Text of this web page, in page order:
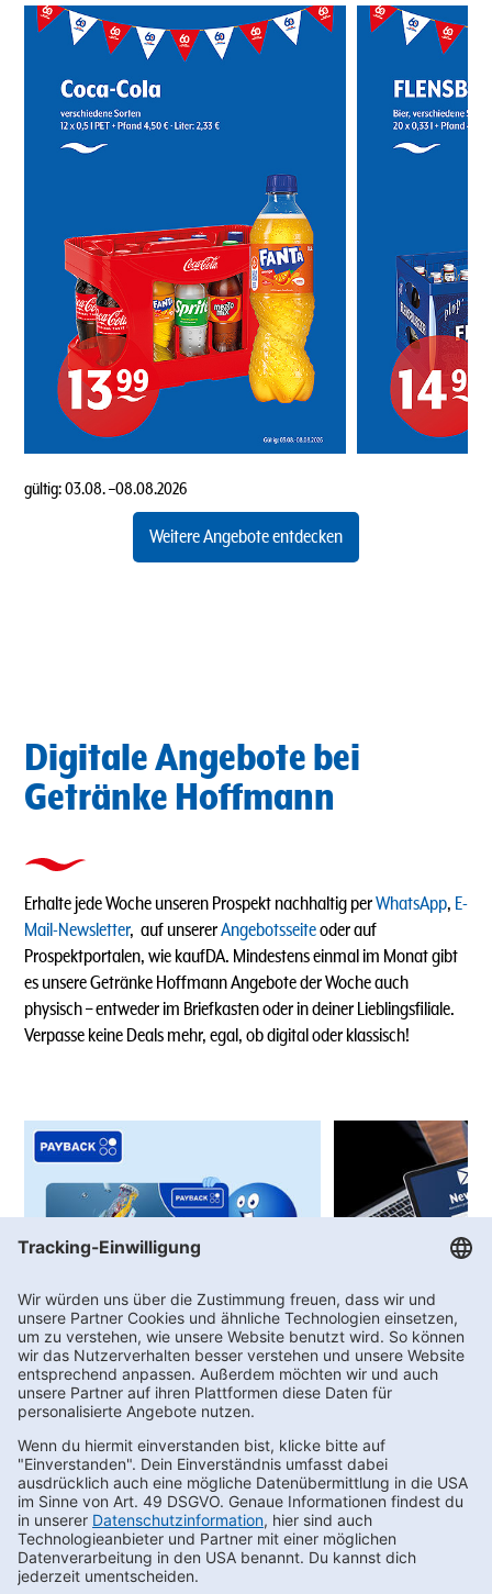
gültig:03.08.–08.08.2026
Weitere Angebote entdecken
Digitale Angebote bei
Getränke Hoffmann
Erhalte jede Woche unseren Prospekt nachhaltig perWhatsApp, E-
Mail-Newsletter, auf unsererAngebotsseiteoder auf
Prospektportalen, wie kaufDA. Mindestens einmal im Monat gibt
es unsere Getränke Hoffmann Angebote der Woche auch
physisch – entweder im Briefkasten oder in deiner Lieblingsfiliale.
Verpasse keine Deals mehr, egal, ob digital oder klassisch!
PAYBACK
Bei uns sprudeln PAYBACK °Punkte!
Newsletter-
Angebote,
Newsletter bestellen